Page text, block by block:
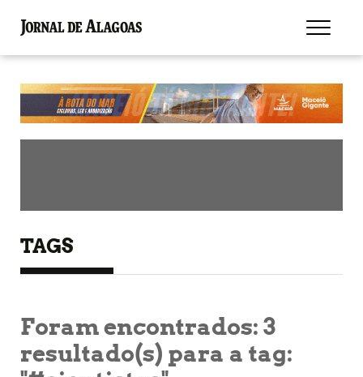
TAGS
Foram encontrados: 3
resultado(s) para a tag: